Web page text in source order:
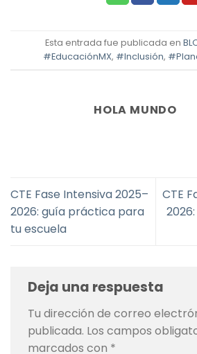
Esta entrada fue publicada en
#EducaciónMX, #Inclusión,
HOLA MUNDO
CTE Fase Intensiva 2025–
2026: guía práctica para
tu escuela
CTE
Deja una respuesta
Tu dirección de correo
publicada. Los campos
marcados con *